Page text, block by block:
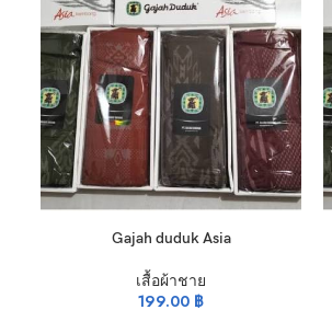
ADD TO CARTGajah duduk Asia
เสื้อผ้าชาย
199.00 ฿